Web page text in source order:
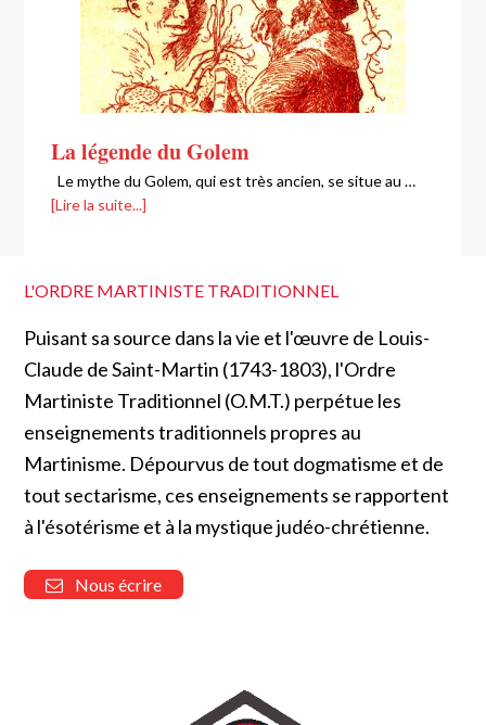
La légende du Golem
Le mythe du Golem, qui est très ancien, se situe au …
[Lire la suite...]
L'ORDRE MARTINISTE TRADITIONNEL
Puisant sa source dans la vie et l'œuvre de Louis-
Claude de Saint-Martin (1743-1803), l'Ordre
Martiniste Traditionnel (O.M.T.) perpétue les
enseignements traditionnels propres au
Martinisme. Dépourvus de tout dogmatisme et de
tout sectarisme, ces enseignements se rapportent
à l'ésotérisme et à la mystique judéo-chrétienne.
Nous écrire